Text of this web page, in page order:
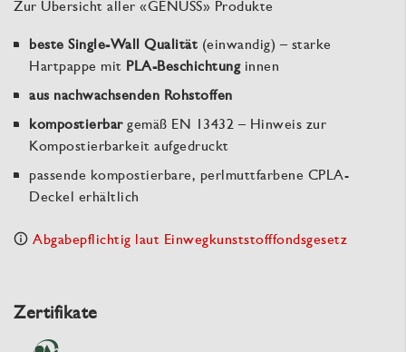
Zur Übersicht aller «GENUSS» Produkte
beste Single-Wall Qualität (einwandig) – starke
Hartpappe mit PLA-Beschichtunginnen
aus nachwachsenden Rohstoffen
kompostierbar gemäß EN 13432 – Hinweis zur
Kompostierbarkeit aufgedruckt
passende kompostierbare, perlmuttfarbene CPLA-
Deckel erhältlich
Abgabepflichtig laut Einwegkunststofffondsgesetz
Zertifikate